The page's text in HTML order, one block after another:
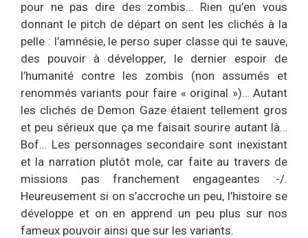
pour ne pas dire des zombis… Rien qu’en vous
donnant le pitch de départ on sent les clichés à la
pelle : l’amnésie, le perso super classe qui te sauve,
des pouvoir à développer, le dernier espoir de
l’humanité contre les zombis (non assumés et
renommés variants pour faire « original »)… Autant
les clichés de Demon Gaze étaient tellement gros
et peu sérieux que ça me faisait sourire autant là…
Bof… Les personnages secondaire sont inexistant
et la narration plutôt mole, car faite au travers de
missions pas franchement engageantes :-/.
Heureusement si on s’accroche un peu, l’histoire se
développe et on en apprend un peu plus sur nos
fameux pouvoir ainsi que sur les variants.